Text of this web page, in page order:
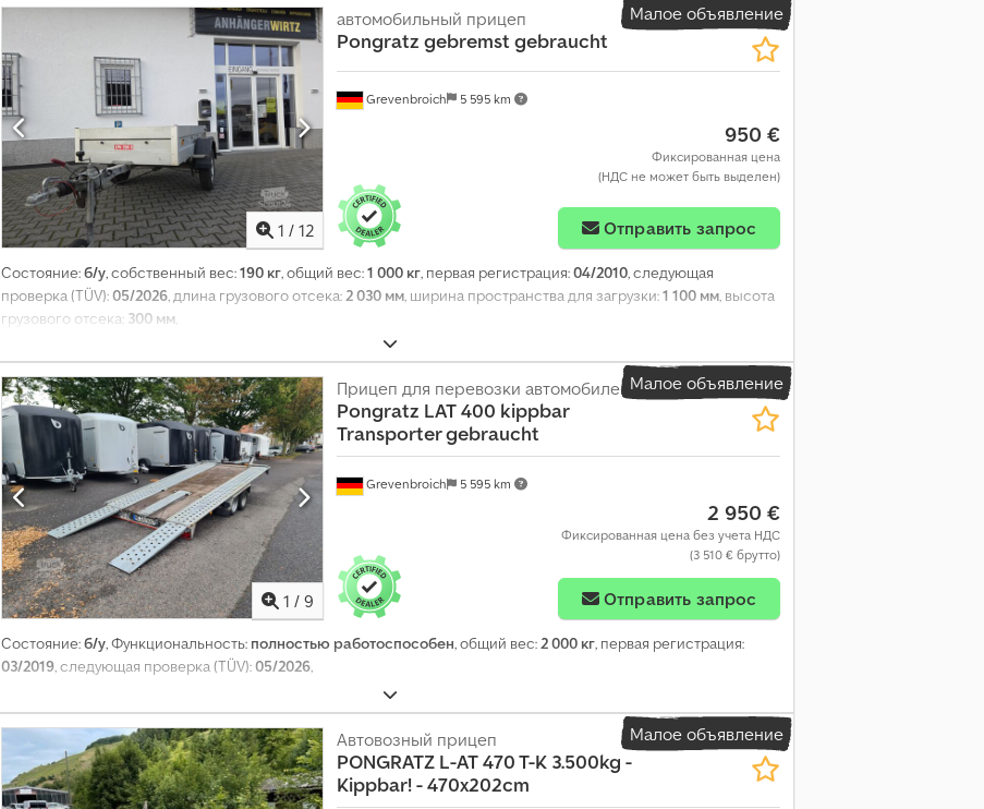
Малое объявление
1 / 12
Grevenbroich 5 595 km
автомобильный прицеп
Pongratz gebremst gebraucht
950 €
Фиксированная цена
(НДС не может быть выделен)
Отправить запрос
Состояние:б/у, собственный вес:190 кг, общий вес:1 000 кг, первая регистрация:04/2010, следующая
проверка (TÜV):05/2026, длина грузового отсека:2 030 мм, ширина пространства для загрузки:1 100 мм, высота
грузового отсека: 300 мм,
Малое объявление
1 / 9
Grevenbroich 5 595 km
Прицеп для перевозки автомобилей
Pongratz LAT 400 kippbar
Transporter gebraucht
2 950 €
Фиксированная цена без учета НДС
(3 510 € брутто)
Отправить запрос
Состояние:б/у, Функциональность: полностью работоспособен, общий вес:2 000 кг, первая регистрация:
03/2019, следующая проверка (TÜV):05/2026,
Малое объявление
Автовозный прицеп
PONGRATZ L-AT 470 T-K 3.500kg -
Kippbar! - 470x202cm